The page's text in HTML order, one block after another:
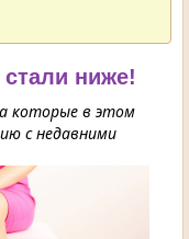
ниже!
которые в этом
с недавними